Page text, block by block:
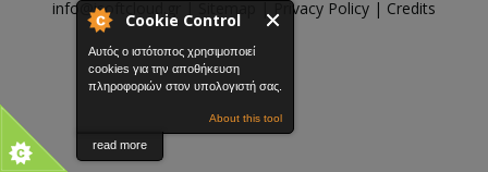
Cookie Control
Αυτός ο ιστότοπος χρησιμοποιεί
cookies για την αποθήκευση
πληροφοριών στον υπολογιστή σας.
About this tool
read more
info@isoftcloud.gr|Sitemap|Privacy Policy | Credits